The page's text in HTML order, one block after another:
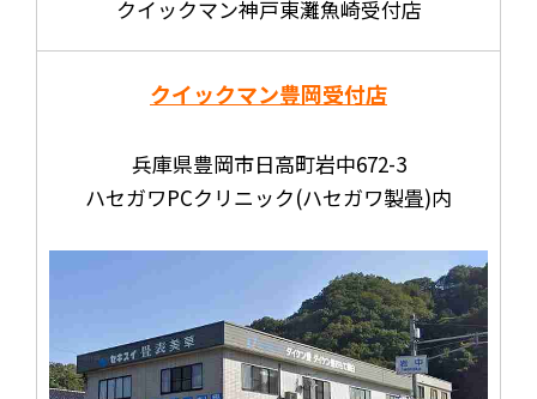
クイックマン神戸東灘魚崎受付店
クイックマン豊岡受付店
兵庫県豊岡市日高町岩中672-3
ハセガワPCクリニック(ハセガワ製畳)内